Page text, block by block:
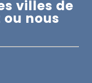
villes de
nous